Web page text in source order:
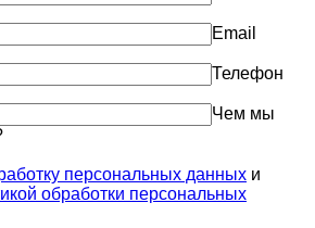
Email
Телефон
Чем мы
персональных данных и
обработки персональных